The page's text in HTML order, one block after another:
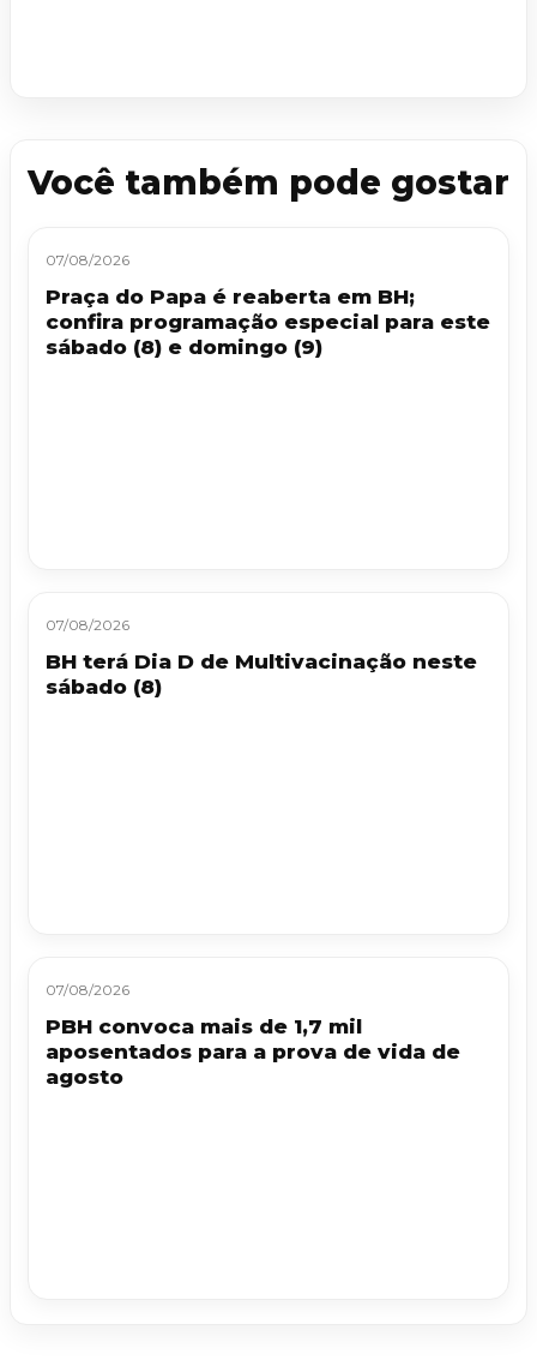
Você também pode gostar
07/08/2026
Praça do Papa é reaberta em BH;
confira programação especial para este
sábado (8) e domingo (9)
07/08/2026
BH terá Dia D de Multivacinação neste
sábado (8)
07/08/2026
PBH convoca mais de 1,7 mil
aposentados para a prova de vida de
agosto